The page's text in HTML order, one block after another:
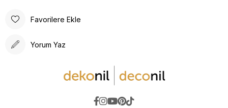
Favorilere Ekle
Yorum Yaz